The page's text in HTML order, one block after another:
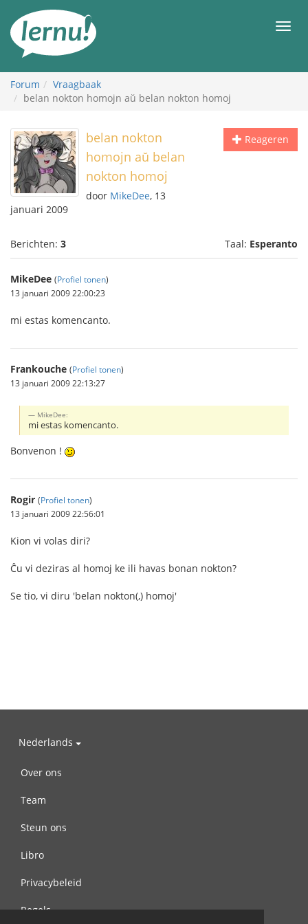
inhoud
Forum
Vraagbaak
belan nokton homojn aŭ belan nokton homoj
Reageren
belan nokton
homojn aŭ belan
nokton homoj
door MikeDee, 13
januari 2009
Berichten: 3 Taal: Esperanto
MikeDee (Profiel tonen)
13 januari 2009 22:00:23
mi estas komencanto.
Frankouche (Profiel tonen)
13 januari 2009 22:13:27
MikeDee:
mi estas komencanto.
Bonvenon !
Rogir (Profiel tonen)
13 januari 2009 22:56:01
Kion vi volas diri?
Ĉu vi deziras al homoj ke ili havas bonan nokton?
Se tio, vi diru 'belan nokton(,) homoj'
Nederlands
Over ons
Team
Steun ons
Libro
Privacybeleid
Regels